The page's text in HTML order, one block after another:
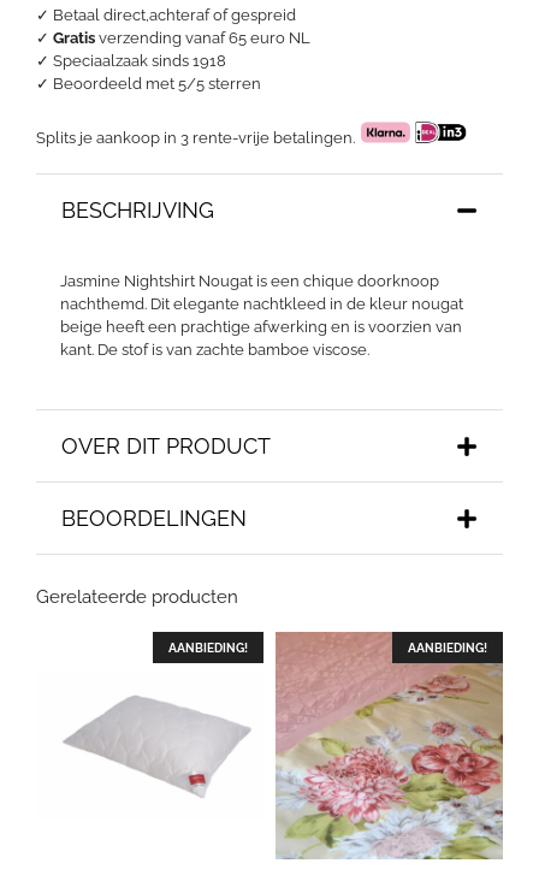
✓ Betaal direct,achteraf of gespreid
✓ Gratis verzending vanaf 65 euro NL
✓ Speciaalzaak sinds 1918
✓ Beoordeeld met 5/5 sterren
Splits je aankoop in 3 rente-vrije betalingen.
BESCHRIJVING
Jasmine Nightshirt Nougat is een chique doorknoop
nachthemd. Dit elegante nachtkleed in de kleur nougat
beige heeft een prachtige afwerking en is voorzien van
kant. De stof is van zachte bamboe viscose.
OVER DIT PRODUCT
BEOORDELINGEN
Gerelateerde producten
AANBIEDING! AANBIEDING!